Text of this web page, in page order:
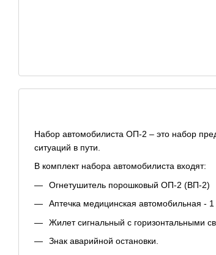
Набор автомобилиста ОП-2 – это набор
ситуаций в пути.
В комплект набора автомобилиста входят:
Огнетушитель порошковый ОП-2 (ВП-2)
Аптечка медицинская автомобильная -
Жилет сигнальный с горизонтальными
Знак аварийной остановки.